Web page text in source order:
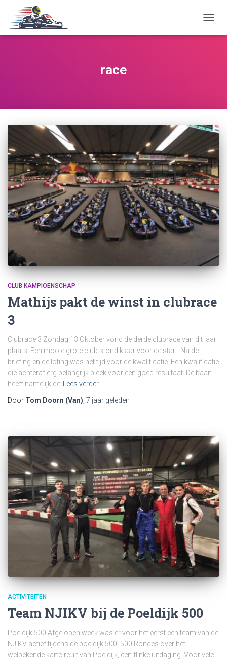
race
CLUB KAMPIOENSCHAP
Mathijs pakt de winst in clubrace
3
Clubrace 3 Zondag 13 Oktober vond de derde clubrace van dit jaar
plaats. Een mooie grote club stond klaar voor de start. Na de
briefing en de loting was het tijd voor de kwalificatie. Een kwalificatie
die achteraf erg belangrijk bleek voor een goed resultaat. De baan
heeft namelijk de
Lees verder
Door Tom Doorn (Van) 7 jaar geleden
ACTIVITEITEN
Team NJIKV bij de Poeldijk 500
Poeldijk 500 Afgelopen week was er voor het eerst een team van de
NJIKV actief tijdens de poeldijk 500. 500 Rondes over het
welbekende kartcircuit van Poeldijk, een flinke uitdaging. Voor vele